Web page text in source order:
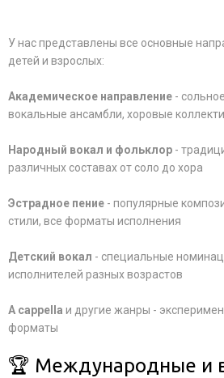
У нас представлены все основные
детей и взрослых:
Академическое направление -
вокальные ансамбли, хоровые
Народный вокал и фольклор -
различных составах от соло до хора
Эстрадное пение - популярные
стили, все форматы исполнения
Детский вокал - специальные
исполнителей разных возрастов
A cappella и другие жанры -
форматы
🏆 Международные и